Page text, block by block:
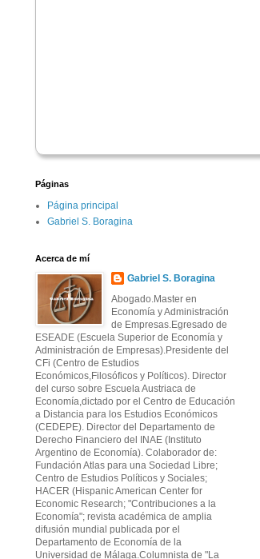
Páginas
Página principal
Gabriel S. Boragina
Acerca de mí
Gabriel S. Boragina
Abogado.Master en
Economía y Administración
de Empresas.Egresado de
ESEADE (Escuela Superior de Economía y
Administración de Empresas).Presidente del
CFi (Centro de Estudios
Económicos,Filosóficos y Políticos). Director
del curso sobre Escuela Austriaca de
Economía,dictado por el Centro de Educación
a Distancia para los Estudios Económicos
(CEDEPE). Director del Departamento de
Derecho Financiero del INAE (Instituto
Argentino de Economía). Colaborador de:
Fundación Atlas para una Sociedad Libre;
Centro de Estudios Políticos y Sociales;
HACER (Hispanic American Center for
Economic Research; "Contribuciones a la
Economía"; revista académica de amplia
difusión mundial publicada por el
Departamento de Economía de la
Universidad de Málaga.Columnista de "La